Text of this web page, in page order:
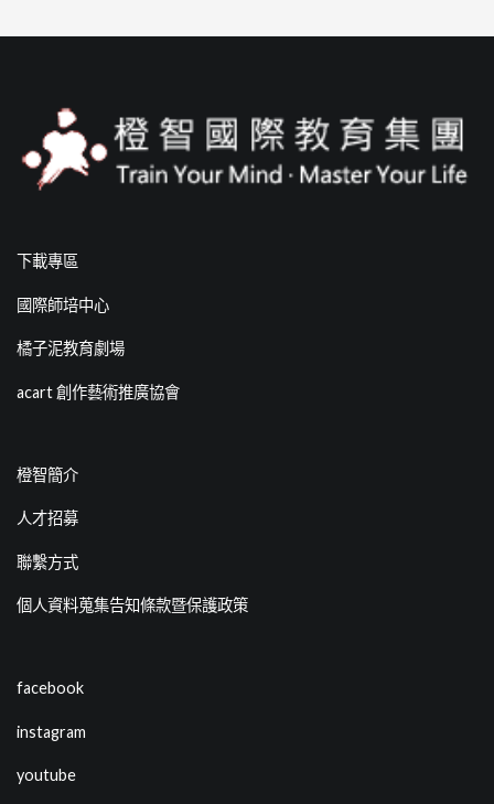
下載專區
國際師培中心
橘子泥教育劇場
acart 創作藝術推廣協會
橙智簡介
人才招募
聯繫方式
個人資料蒐集告知條款暨保護政策
facebook
instagram
youtube